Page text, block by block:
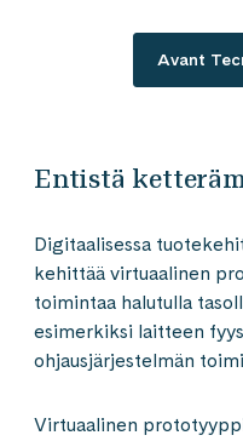
Avant
Entistä
Digitaalisessa
kehittää virtuaalinen
toimintaa halutulla
esimerkiksi laitteen
ohjausjärjestelmän
Virtuaalinen